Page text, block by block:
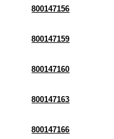
800147156
800147159
800147160
800147163
800147166